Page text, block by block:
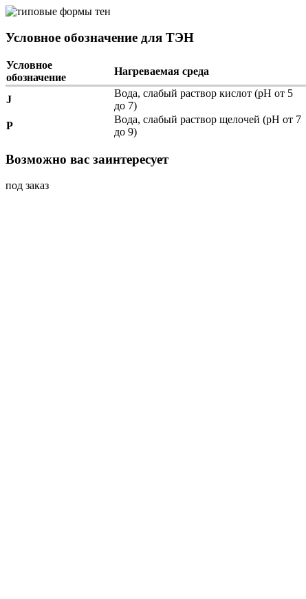
Условное обозначение для ТЭН
Условное
обозначение
Нагреваемая среда
J
Вода, слабый раствор кислот (pH от 5
до 7)
P
Вода, слабый раствор щелочей (pH от 7
до 9)
Возможно вас заинтересует
под заказ